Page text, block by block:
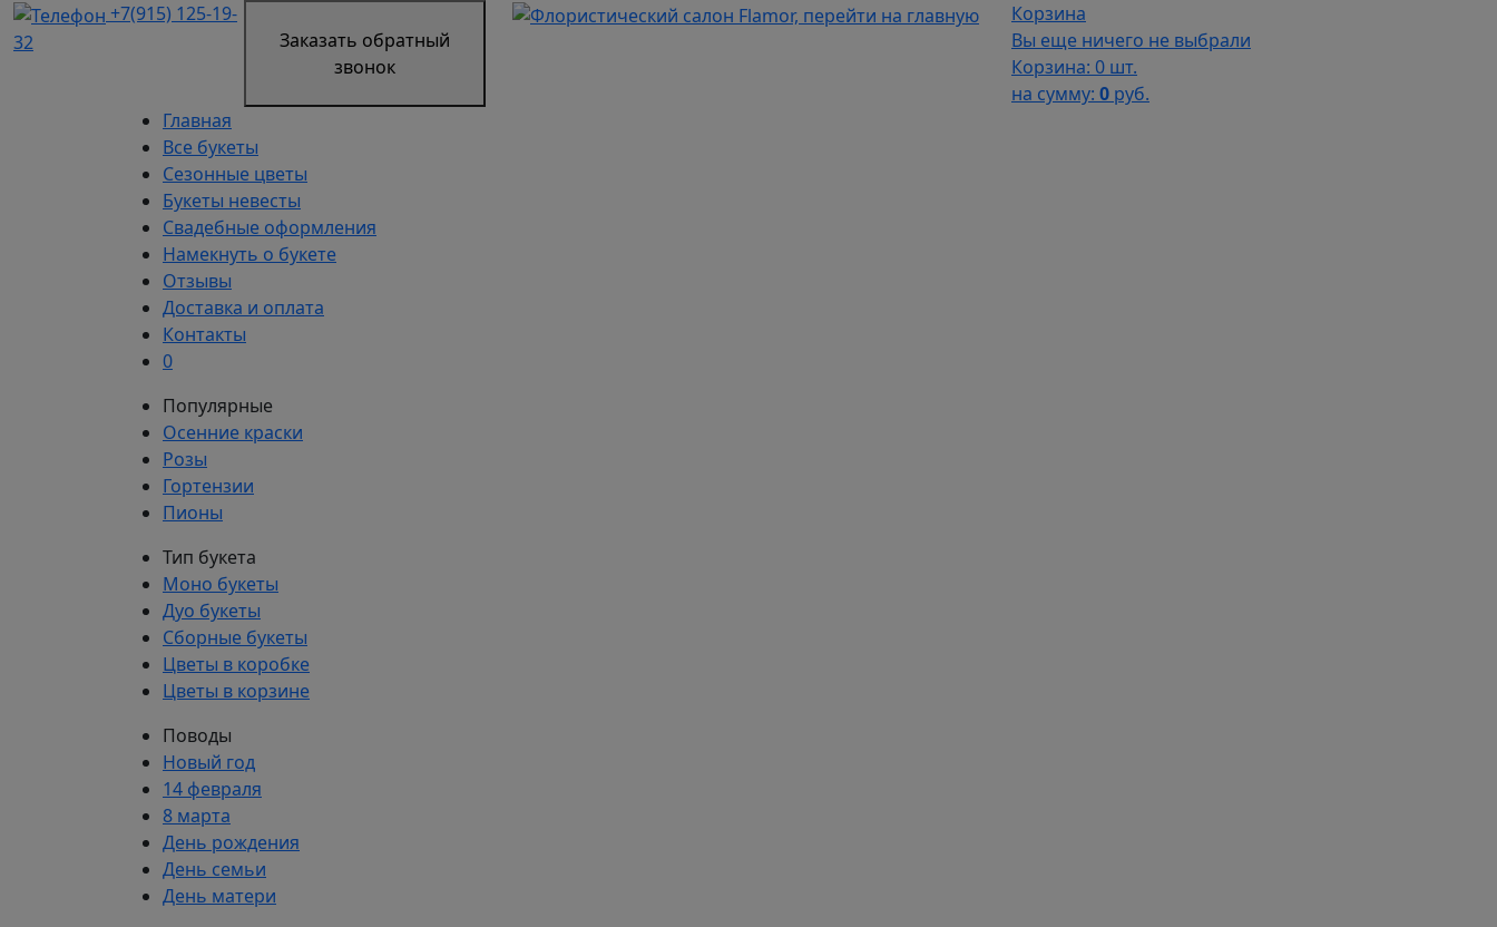
+7(915) 125-19-
32
Заказать обратный
звонок
Корзина
Вы еще ничего не выбрали
Корзина: 0 шт.
на сумму: 0 руб.
Главная
Все букеты
Сезонные цветы
Букеты невесты
Свадебные оформления
Намекнуть о букете
Отзывы
Доставка и оплата
Контакты
0
Популярные
Осенние краски
Розы
Гортензии
Пионы
Тип букета
Моно букеты
Дуо букеты
Сборные букеты
Цветы в коробке
Цветы в корзине
Поводы
Новый год
14 февраля
8 марта
День рождения
День семьи
День матери